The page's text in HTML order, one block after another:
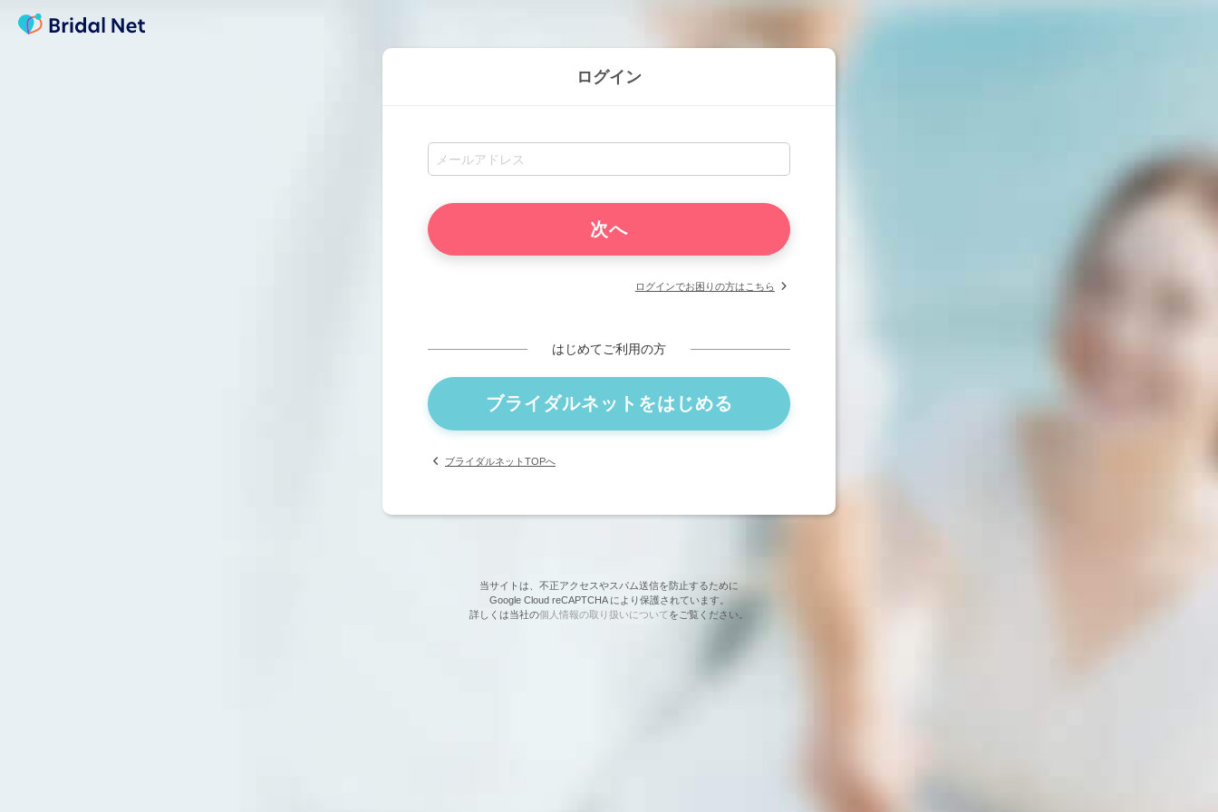
ログイン
ログインでお困りの方はこちら
はじめてご利用の方
ブライダルネットをはじめる
ブライダルネットTOPへ
当サイトは、不正アクセスやスパム送信を防止するために
Google Cloud reCAPTCHA により保護されています。
詳しくは当社の個人情報の取り扱いについてをご覧ください。